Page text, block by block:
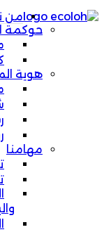
من
حوكمة
هوية
مهامنا